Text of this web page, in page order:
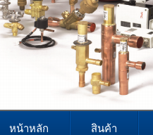
หน้าหลัก สินค้า